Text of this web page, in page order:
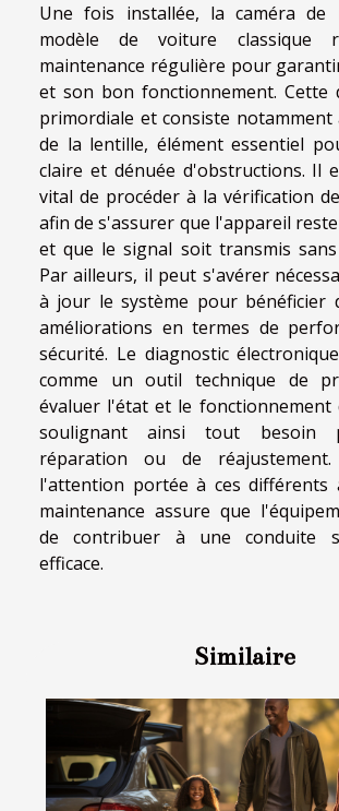
Une fois installée, la caméra
modèle de voiture classique
maintenance régulière pour
et son bon fonctionnement. Cette
primordiale et consiste notamment
de la lentille, élément essentiel
claire et dénuée d'obstructions. Il
vital de procéder à la vérification
afin de s'assurer que l'appareil
et que le signal soit transmis
Par ailleurs, il peut s'avérer
à jour le système pour bénéficier
améliorations en termes de
sécurité. Le diagnostic
comme un outil technique de
évaluer l'état et le fonctionnement
soulignant ainsi tout besoin
réparation ou de
l'attention portée à ces différents
maintenance assure que
de contribuer à une conduite
efficace.
Similaire